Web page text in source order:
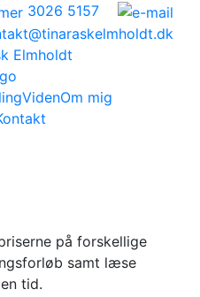
3026 5157
VidenOm mig
på forskellige
samt læse
tid.